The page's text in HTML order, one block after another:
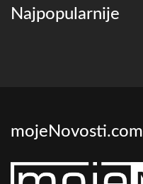
Najpopularnije
mojeNovosti.com